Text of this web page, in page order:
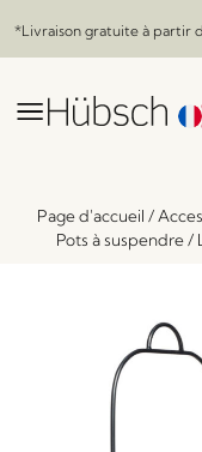
*Livraison gratuite à partir
Page d'accueil /
Pots à suspendre/